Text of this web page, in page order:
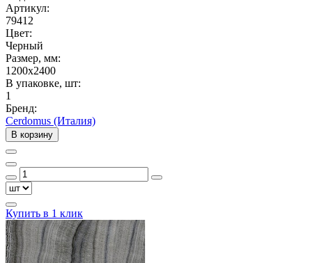
Артикул:
79412
Цвет:
Черный
Размер, мм:
1200x2400
В упаковке, шт:
1
Бренд:
Cerdomus (Италия)
В корзину
Купить в 1 клик